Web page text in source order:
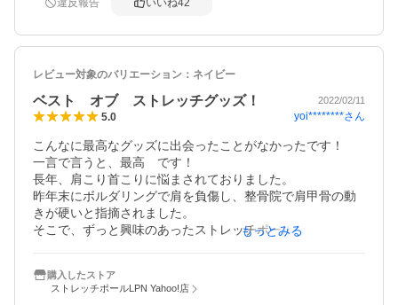
すごいと思いました。
うに思います。
とりあえず毎日5分使っていますし続けてみます。
買って数ヶ月、毎日家族で使っています。
全然ヘタったり変なクセがついていません。
また、アイボリーにして大正解でした。
毎日使うからとリビングの床に転がしていても、アイボリ
ーの床や壁にカメレオンの如く馴染んでいます笑
寝る前に使っていますが、入眠が早くなったように感じま
きるくらいです。
ゆらゆら体を揺らすと背骨がゴリゴリとなる感じが好きで
違反報告 いいね42
レビュー対象のバリエーション： ネイビー
ベスト オブ ストレッチグッズ！ 2022/02/11
5.0 yoi********さん
こんなに最高なグッズに出会ったことがなかったです！
一言で言うと、最高　です！
長年、肩こり首こりに悩まされておりました。
昨年末にボルダリングで肩を負傷し、整骨院で肩甲骨の動
きが硬いと指摘されました。
そこで、ずっと興味のあったストレッチポールを購入して
背中が伸びて、胸が開き、肩甲骨付近の筋肉がほぐされて
いる様な気持ちよさがありました。
もっとみる
購入したストア
ストレッチポールLPN Yahoo!店